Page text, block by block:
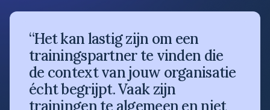
“Het kan lastig zijn om een
trainingspartner te vinden die
de context van jouw organisatie
écht begrijpt. Vaak zijn
trainingen te algemeen en niet